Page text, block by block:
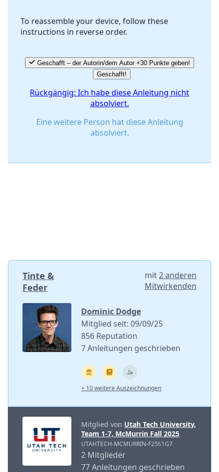
Abbrechen
To reassemble your device, follow these
instructions in reverse order.
Geschafft – der Autorin/dem Autor +30 Punkte geben!
Geschafft!
Rückgängig: Ich habe diese Anleitung nicht
absolviert.
Eine weitere Person hat diese Anleitung
absolviert.
Tinte &
Feder
mit2 anderen
Mitwirkenden
Dominic Dodge
Mitglied seit: 09/09/25
856 Reputation
7 Anleitungen geschrieben
+ 10 weitere Auszeichnungen
Mitglied von Utah Tech University,
Team 1-7, McMurrin Fall 2025
UTAHTECH-MCMURRIN-F25S1G7
2 Mitglieder
77 Anleitungen geschrieben